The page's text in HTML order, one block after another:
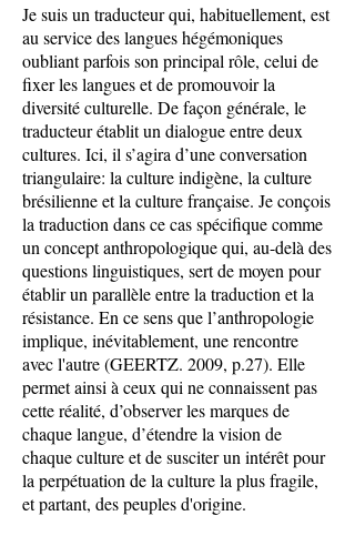
Je suis un traducteur qui, habituellement, est
au service des langues hégémoniques
oubliant parfois son principal rôle, celui de
fixer les langues et de promouvoir la
diversité culturelle. De façon générale, le
traducteur établit un dialogue entre deux
cultures. Ici, il s’agira d’une conversation
triangulaire: la culture indigène, la culture
brésilienne et la culture française. Je conçois
la traduction dans ce cas spécifique comme
un concept anthropologique qui, au-delà des
questions linguistiques, sert de moyen pour
établir un parallèle entre la traduction et la
résistance. En ce sens que l’anthropologie
implique, inévitablement, une rencontre
avec l'autre (GEERTZ. 2009, p.27). Elle
permet ainsi à ceux qui ne connaissent pas
cette réalité, d’observer les marques de
chaque langue, d’étendre la vision de
chaque culture et de susciter un intérêt pour
la perpétuation de la culture la plus fragile,
et partant, des peuples d'origine.